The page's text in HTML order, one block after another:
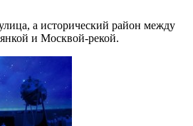
а исторический район между
и Москвой-рекой.